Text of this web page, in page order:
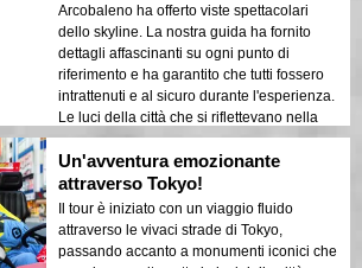
Arcobaleno ha offerto viste spettacolari
dello skyline. La nostra guida ha fornito
dettagli affascinanti su ogni punto di
riferimento e ha garantito che tutti fossero
intrattenuti e al sicuro durante l'esperienza.
Le luci della città che si riflettevano nella
baia creavano un'atmosfera da sogno che
ha lasciato un'impressione duratura.
Questo tour è ideale per i visitatori alla
prima esperienza che vogliono un mix di
avventura e sightseeing. Il contrasto tra le
strutture moderne di Tokyo e le aree
Un'avventura emozionante
attraverso Tokyo!
Il tour è iniziato con un viaggio fluido
attraverso le vivaci strade di Tokyo,
passando accanto a monumenti iconici che